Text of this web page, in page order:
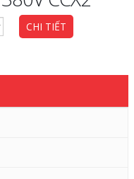
CHI TIẾT